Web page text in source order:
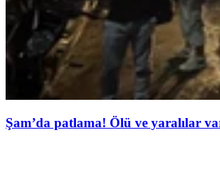
Şam’da patlama! Ölü ve yaralılar